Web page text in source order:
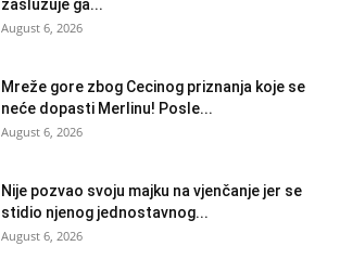
zaslužuje ga...
August 6, 2026
Mreže gore zbog Cecinog priznanja koje se
neće dopasti Merlinu! Posle...
August 6, 2026
Nije pozvao svoju majku na vjenčanje jer se
stidio njenog jednostavnog...
August 6, 2026